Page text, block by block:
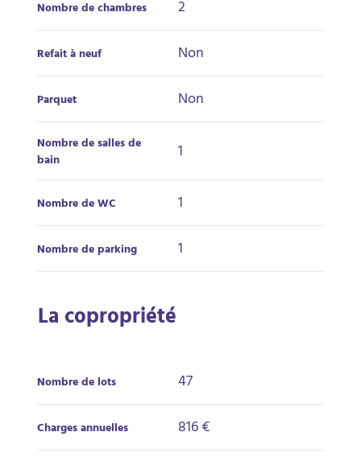
Nombre de chambres 2
Refait à neuf Non
Parquet Non
Nombre de salles de
bain 1
Nombre de WC 1
Nombre de parking 1
La copropriété
Nombre de lots 47
Charges annuelles 816 €